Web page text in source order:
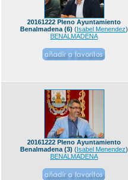
20161222 Pleno Ayuntamiento
Benalmadena (6) (Isabel Menendez)
BENALMADENA
20161222 Pleno Ayuntamiento
Benalmadena (3) (Isabel Menendez)
BENALMADENA